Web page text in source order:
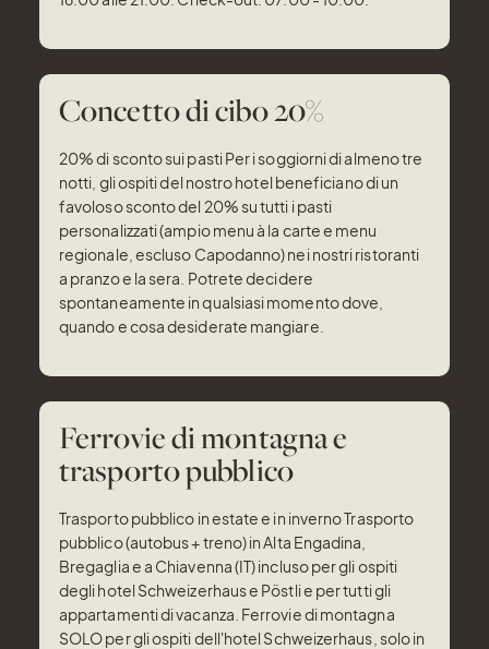
Concetto di cibo 20%
20% di sconto sui pasti Per i soggiorni di almeno tre
notti, gli ospiti del nostro hotel beneficiano di un
favoloso sconto del 20% su tutti i pasti
personalizzati (ampio menu à la carte e menu
regionale, escluso Capodanno) nei nostri ristoranti
a pranzo e la sera. Potrete decidere
spontaneamente in qualsiasi momento dove,
quando e cosa desiderate mangiare.
Ferrovie di montagna e
trasporto pubblico
Trasporto pubblico in estate e in inverno Trasporto
pubblico (autobus + treno) in Alta Engadina,
Bregaglia e a Chiavenna (IT) incluso per gli ospiti
degli hotel Schweizerhaus e Pöstli e per tutti gli
appartamenti di vacanza. Ferrovie di montagna
SOLO per gli ospiti dell'hotel Schweizerhaus, solo in